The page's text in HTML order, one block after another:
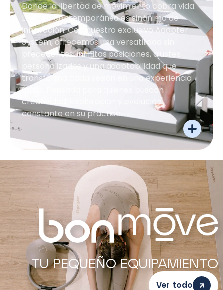
Donde la libertad de movimiento cobra vida.
La línea contemporánea es sinónimo de
innovación. Con nuestro exclusivo Adapter
System, ofrecemos una versatilidad sin
precedentes: infinitas posiciones, ajustes
personalizados y una adaptabilidad que
transforma cada sesión en una experiencia
única. Pensada para quienes buscan
creatividad, exploración y evolución
constante en su práctica.
TU PEQUEÑO EQUIPAMIENTO
Ver todo